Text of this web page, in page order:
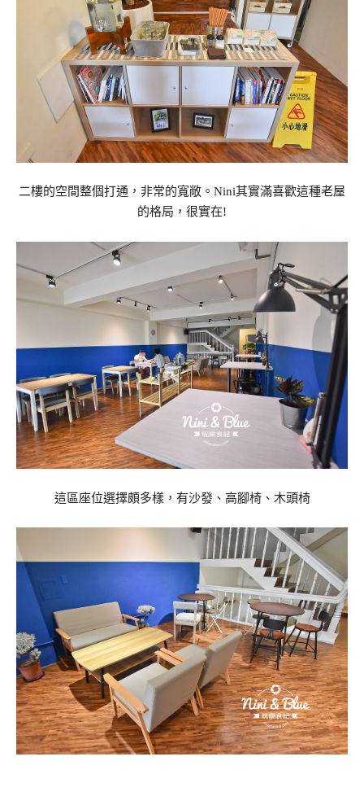
二樓的空間整個打通，非常的寬敞。Nini其實滿喜歡這種老屋
的格局，很實在!
這區座位選擇頗多樣，有沙發、高腳椅、木頭椅